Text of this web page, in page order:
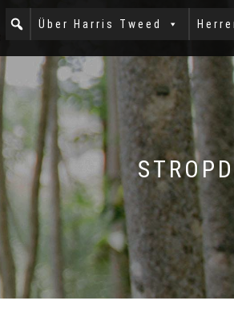
Über Harris Tweed